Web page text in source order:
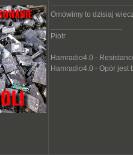
Omówimy to dzisiaj
Piotr
Hamradio4.0 -
Hamradio4.0 - Opór jest